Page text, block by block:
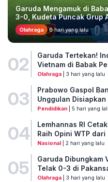
Garuda Mengamuk di
3-0, Kudeta Puncak Grup
Olahraga 6 hari yang lalu
02
Garuda Tertekan!
Vietnam di Babak
Olahraga| 3 hari yang lalu
03
Prabowo Gaspol
Unggulan
Pendidikan| 5 hari yang
04
Lemhannas RI
Raih Opini WTP dari
Nasional| 2 hari yang lalu
05
Garuda Dibungkam
Telak 0-3 di
Olahraga| 3 hari yang lalu